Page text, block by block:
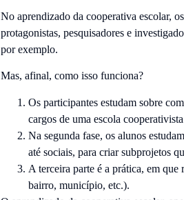
No aprendizado da cooperativa escolar,
protagonistas, pesquisadores e
por exemplo.
Mas, afinal, como isso funciona?
Os participantes estudam sobre
cargos de uma escola
Na segunda fase, os alunos
até sociais, para criar subprojetos
A terceira parte é a prática, em
bairro, município, etc.).